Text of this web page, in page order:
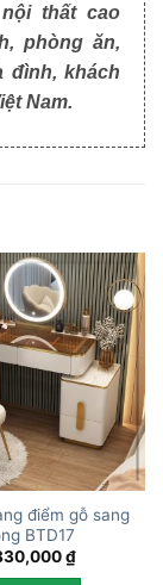
thất cao
phòng ăn,
đình, khách
Nam.
điểm gỗ sang
BTD17
₫